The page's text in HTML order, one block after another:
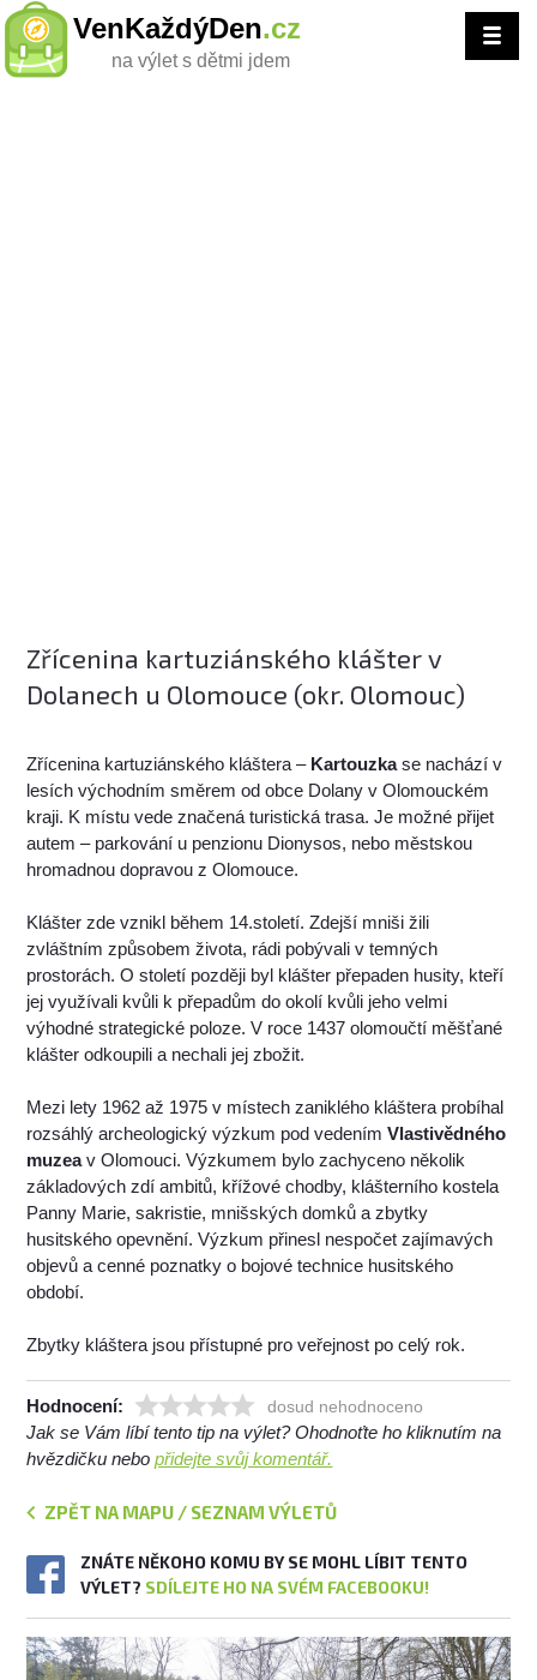
VenKaždýDen.cz
na výlet s dětmi jdem
Zřícenina kartuziánského klášter v
Dolanech u Olomouce (okr. Olomouc)
Zřícenina kartuziánského kláštera – Kartouzkase nachází v
lesích východním směrem od obce Dolany v Olomouckém
kraji. K místu vede značená turistická trasa. Je možné přijet
autem – parkování u penzionu Dionysos, nebo městskou
hromadnou dopravou z Olomouce.
Klášter zde vznikl během 14.století. Zdejší mniši žili
zvláštním způsobem života, rádi pobývali v temných
prostorách. O století později byl klášter přepaden husity, kteří
jej využívali kvůli k přepadům do okolí kvůli jeho velmi
výhodné strategické poloze. V roce 1437 olomoučtí měšťané
klášter odkoupili a nechali jej zbožit.
Mezi lety 1962 až 1975 v místech zaniklého kláštera probíhal
rozsáhlý archeologický výzkum pod vedenímVlastivědného
muzeav Olomouci. Výzkumem bylo zachyceno několik
základových zdí ambitů, křížové chodby, klášterního kostela
Panny Marie, sakristie, mnišských domků a zbytky
husitského opevnění. Výzkum přinesl nespočet zajímavých
objevů a cenné poznatky o bojové technice husitského
období.
Zbytky kláštera jsou přístupné pro veřejnost po celý rok.
Hodnocení: dosud nehodnoceno
Jak se Vám líbí tento tip na výlet? Ohodnoťte ho kliknutím na
hvězdičku nebopřidejte svůj komentář.
ZPĚT NA MAPU / SEZNAM VÝLETŮ
ZNÁTE NĚKOHO KOMU BY SE MOHL LÍBIT TENTO
VÝLET? SDÍLEJTE HO NA SVÉM FACEBOOKU!